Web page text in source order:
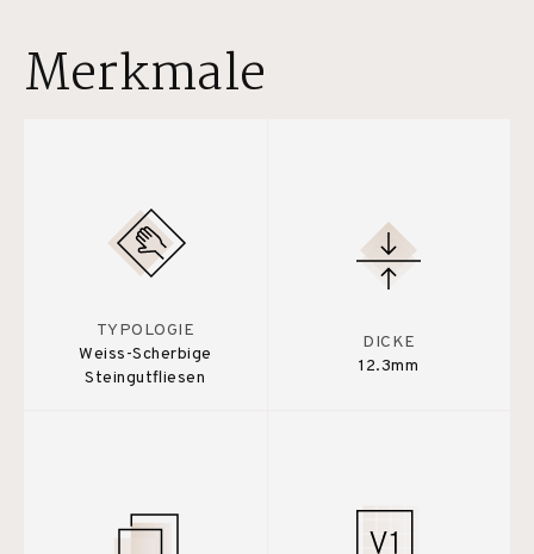
Merkmale
TYPOLOGIE
Weiss-Scherbige
Steingutfliesen
DICKE
12.3mm